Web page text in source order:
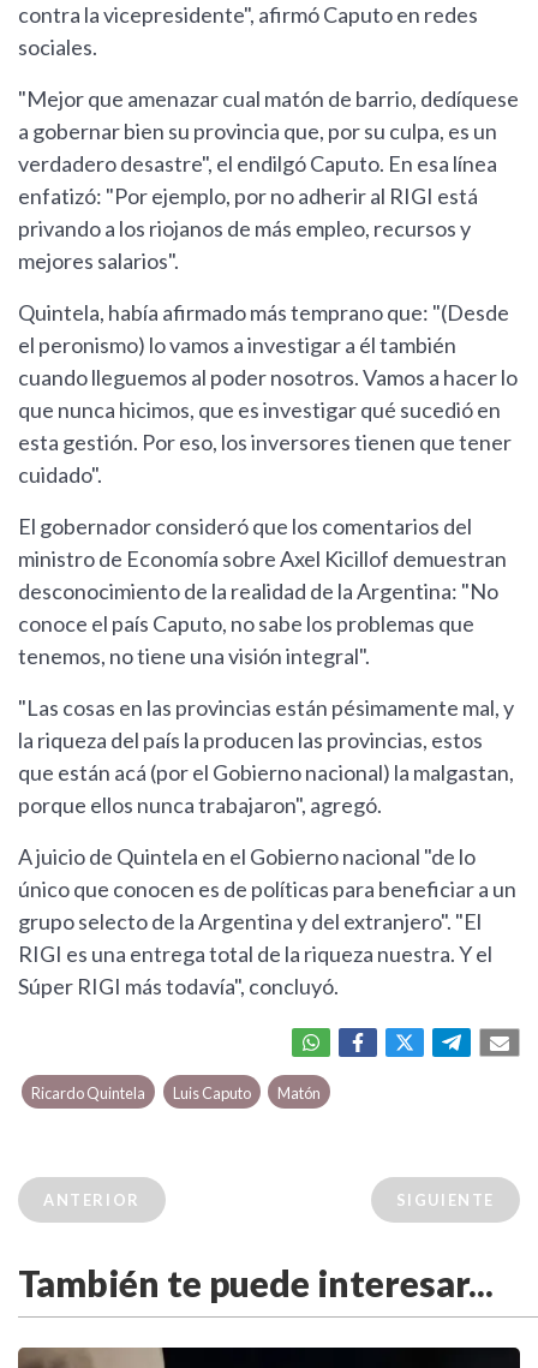
contra la vicepresidente", afirmó Caputo en redes
sociales.
"Mejor que amenazar cual matón de barrio, dedíquese
a gobernar bien su provincia que, por su culpa, es un
verdadero desastre", el endilgó Caputo. En esa línea
enfatizó: "Por ejemplo, por no adherir al RIGI está
privando a los riojanos de más empleo, recursos y
mejores salarios".
Quintela, había afirmado más temprano que: "(Desde
el peronismo) lo vamos a investigar a él también
cuando lleguemos al poder nosotros. Vamos a hacer lo
que nunca hicimos, que es investigar qué sucedió en
esta gestión. Por eso, los inversores tienen que tener
cuidado".
El gobernador consideró que los comentarios del
ministro de Economía sobre Axel Kicillof demuestran
desconocimiento de la realidad de la Argentina: "No
conoce el país Caputo, no sabe los problemas que
tenemos, no tiene una visión integral".
"Las cosas en las provincias están pésimamente mal, y
la riqueza del país la producen las provincias, estos
que están acá (por el Gobierno nacional) la malgastan,
porque ellos nunca trabajaron", agregó.
A juicio de Quintela en el Gobierno nacional "de lo
único que conocen es de políticas para beneficiar a un
grupo selecto de la Argentina y del extranjero". "El
RIGI es una entrega total de la riqueza nuestra. Y el
Súper RIGI más todavía", concluyó.
Ricardo Quintela Luis Caputo Matón
ANTERIOR SIGUIENTE
También te puede interesar...